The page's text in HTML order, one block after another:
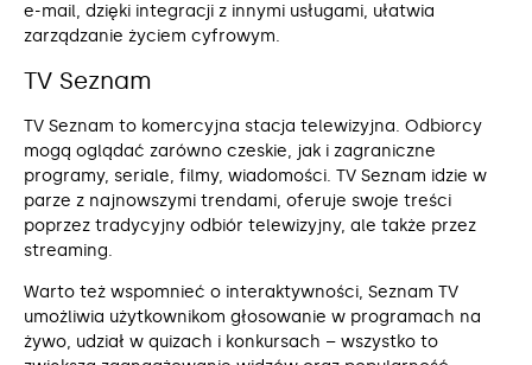
e-mail, dzięki integracji z innymi usługami, ułatwia
zarządzanie życiem cyfrowym.
TV Seznam
TV Seznam to komercyjna stacja telewizyjna. Odbiorcy
mogą oglądać zarówno czeskie, jak i zagraniczne
programy, seriale, filmy, wiadomości. TV Seznam idzie w
parze z najnowszymi trendami, oferuje swoje treści
poprzez tradycyjny odbiór telewizyjny, ale także przez
streaming.
Warto też wspomnieć o interaktywności, Seznam TV
umożliwia użytkownikom głosowanie w programach na
żywo, udział w quizach i konkursach – wszystko to